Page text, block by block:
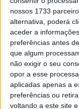
nossos 1733
alternativa, poderá
aceder a
preferências antes
que algum
não exigir o seu
opor a esse
aplicadas apenas a
preferências ou
voltando a este site
suspeitas da
Esta e outras
FM ou em